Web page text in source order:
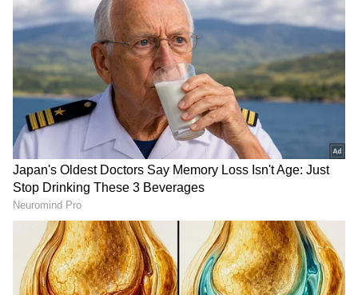
ಕ್ರೀಡೆ, ರಾಜಕೀಯ, ಸಾಹಿತ್ಯದಲ್ಲಿದೆ ಆಸಕ್ತಿ. ಕ್ರೀಡಾ ಸುದ್ದಿಯೇ ನನ್ನ
ಜೀವಾಳ.